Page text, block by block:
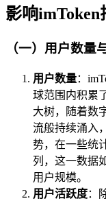
影响imToken
（一）用户数量
用户数量：
球范围内积累
大树，随着数
流般持续涌入
势，在一些统
列，这一数据
用户规模。
用户活跃度：